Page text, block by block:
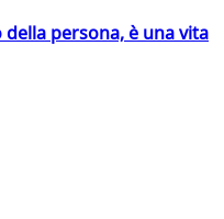
della persona, è una vita